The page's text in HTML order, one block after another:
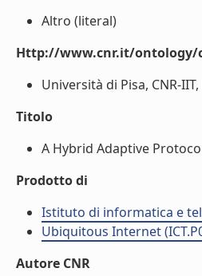
Altro (literal)
Http://www.cnr.it/
Università di Pisa, CNR-
Titolo
A Hybrid Adaptive
Prodotto di
Istituto di informatica e
Ubiquitous Internet
Autore CNR